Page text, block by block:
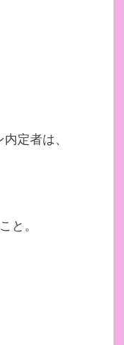
定者は、
と。